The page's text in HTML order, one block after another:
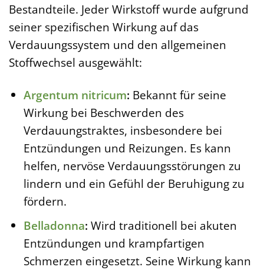
Bestandteile. Jeder Wirkstoff wurde aufgrund
seiner spezifischen Wirkung auf das
Verdauungssystem und den allgemeinen
Stoffwechsel ausgewählt:
Argentum nitricum: Bekannt für seine
Wirkung bei Beschwerden des
Verdauungstraktes, insbesondere bei
Entzündungen und Reizungen. Es kann
helfen, nervöse Verdauungsstörungen zu
lindern und ein Gefühl der Beruhigung zu
fördern.
Belladonna: Wird traditionell bei akuten
Entzündungen und krampfartigen
Schmerzen eingesetzt. Seine Wirkung kann